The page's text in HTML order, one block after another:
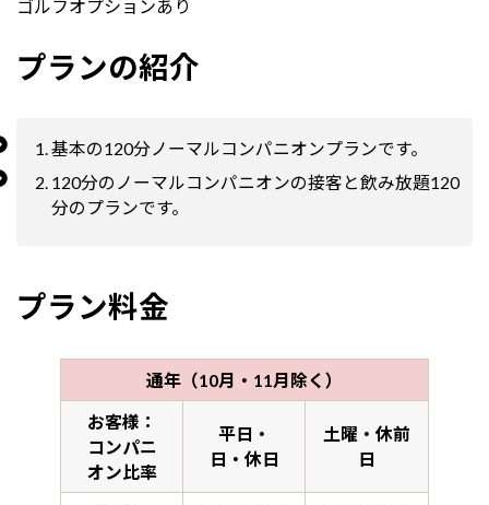
ゴルフオプションあり
プランの紹介
基本の120分ノーマルコンパニオンプランです。
120分のノーマルコンパニオンの接客と飲み放題120
分のプランです。
プラン料金
通年（10月・11月除く）
お客様：
コンパニ
オン比率
平日・
日・休日
土曜・休前
日